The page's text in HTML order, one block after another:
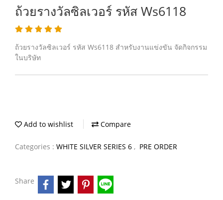
ถ้วยรางวัลซิลเวอร์ รหัส Ws6118
ถ้วยรางวัลซิลเวอร์ รหัส Ws6118 สำหรับงานแข่งขัน จัดกิจกรรม
ในบริษัท
Add to wishlist Compare
Categories : WHITE SILVER SERIES 6 , PRE ORDER
Share